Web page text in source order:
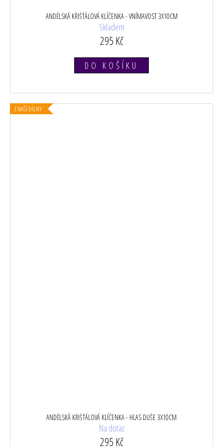
ANDĚLSKÁ KŘIŠŤÁLOVÁ KLÍČENKA - VNÍMAVOST 3X10CM
Skladem
295 Kč
DO KOŠÍKU
Z NAŠÍ DÍLNY
ANDĚLSKÁ KŘIŠŤÁLOVÁ KLÍČENKA - HLAS DUŠE 3X10CM
Na dotaz
295 Kč